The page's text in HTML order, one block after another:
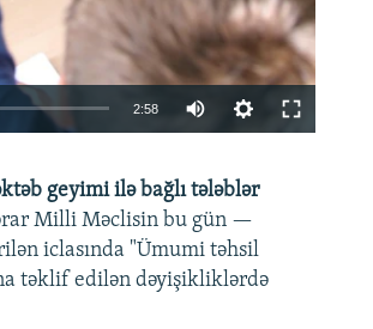
2:58
360p
480p
720p
geyimi ilə bağlı tələblər
Milli Məclisin bu gün —
iclasında "Ümumi təhsil
təklif edilən dəyişikliklərdə